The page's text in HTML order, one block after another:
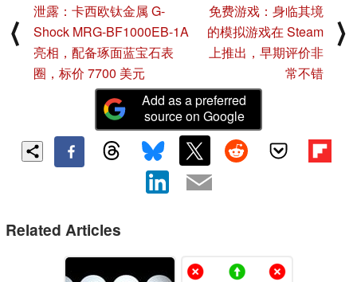
⟨
泄露：卡西欧钛金属 G-
Shock MRG-BF1000EB-1A
亮相，配备琢面蓝宝石表
圈，标价 7700 美元
免费游戏：身临其境
的模拟游戏在 Steam
上推出，早期评价非
常不错
⟩
Add as a preferred
source on Google
Related Articles